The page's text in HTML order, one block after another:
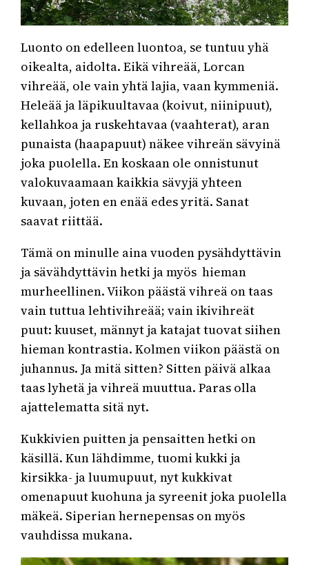
Luonto on edelleen luontoa, se tuntuu yhä
oikealta, aidolta. Eikä vihreää, Lorcan
vihreää, ole vain yhtä lajia, vaan kymmeniä.
Heleää ja läpikuultavaa (koivut, niinipuut),
kellahkoa ja ruskehtavaa (vaahterat), aran
punaista (haapapuut) näkee vihreän sävyinä
joka puolella. En koskaan ole onnistunut
valokuvaamaan kaikkia sävyjä yhteen
kuvaan, joten en enää edes yritä. Sanat
saavat riittää.
Tämä on minulle aina vuoden pysähdyttävin
ja sävähdyttävin hetki ja myös hieman
murheellinen. Viikon päästä vihreä on taas
vain tuttua lehtivihreää; vain ikivihreät
puut: kuuset, männyt ja katajat tuovat siihen
hieman kontrastia. Kolmen viikon päästä on
juhannus. Ja mitä sitten? Sitten päivä alkaa
taas lyhetä ja vihreä muuttua. Paras olla
ajattelematta sitä nyt.
Kukkivien puitten ja pensaitten hetki on
käsillä. Kun lähdimme, tuomi kukki ja
kirsikka- ja luumupuut, nyt kukkivat
omenapuut kuohuna ja syreenit joka puolella
mäkeä. Siperian hernepensas on myös
vauhdissa mukana.